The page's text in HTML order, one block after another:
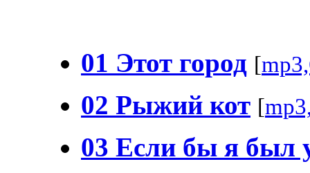
01 Этот город [
02 Рыжий кот [
03 Если бы я был